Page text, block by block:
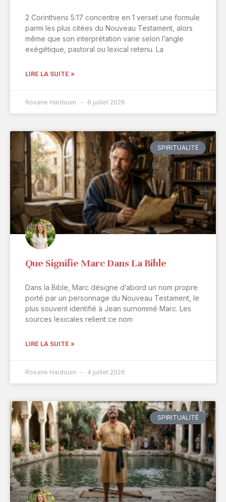
2 Corinthiens 5:17 concentre en 1 verset une formule
parmi les plus citées du Nouveau Testament, alors
même que son interprétation varie selon l’angle
exégétique, pastoral ou lexical retenu. La
LIRE LA SUITE »
Roxane Hardouin 6 juillet 2026
SPIRITUALITÉ
Que Signifie Marc Dans La Bible
Dans la Bible, Marc désigne d’abord un nom propre
porté par un personnage du Nouveau Testament, le
plus souvent identifié à Jean surnommé Marc. Les
sources lexicales relient ce nom
LIRE LA SUITE »
Roxane Hardouin 4 juillet 2026
SPIRITUALITÉ